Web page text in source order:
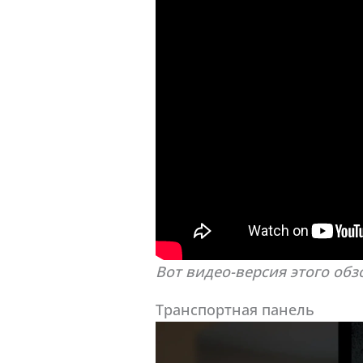
Вот видео-версия этого
Транспортная панель